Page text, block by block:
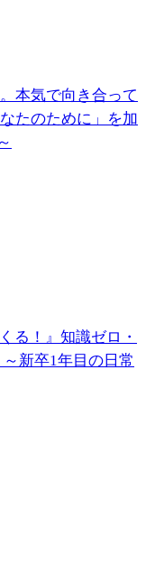
本気で向き合って
たのために」を加
る！』知識ゼロ・
新卒1年目の日常